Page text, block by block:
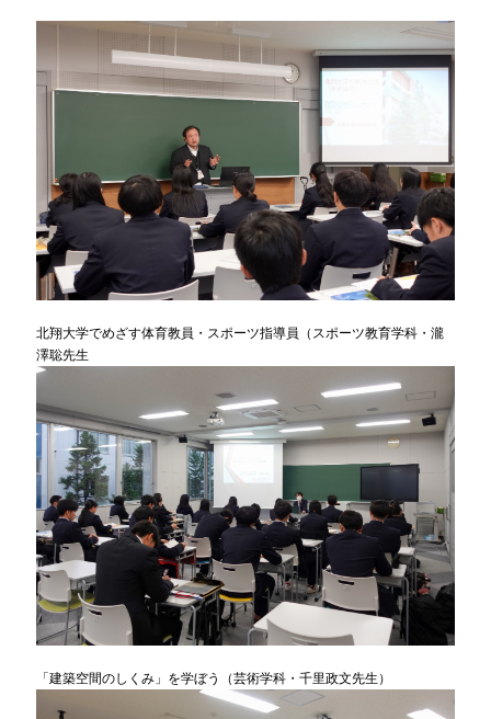
北翔大学でめざす体育教員・スポーツ指導員（スポーツ教育学科・瀧
澤聡先生
「建築空間のしくみ」を学ぼう（芸術学科・千里政文先生）